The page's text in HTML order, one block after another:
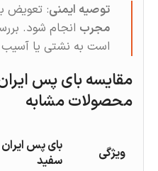
توصیه ایمنی: تعویض
مجرب انجام شود.
است به نشتی یا
مقایسه بای پس ایران
محصولات مشابه
ویژگی
بای پس ایران
سفید